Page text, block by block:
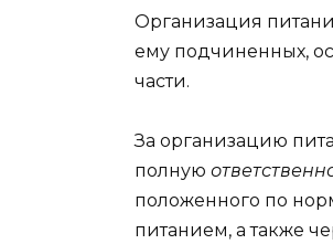
Организация
ему подчиненных,
части.
За организацию
полную
положенного по
питанием, а также